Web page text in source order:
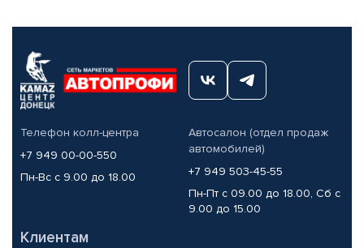
Телефон колл-центра
+7 949 00-00-550
Пн-Вс с 9.00 до 18.00
Автосалон (отдел продаж
автомобилей)
+7 949 503-45-55
Пн-Пт с 09.00 до 18.00, Сб с
9.00 до 15.00
Клиентам